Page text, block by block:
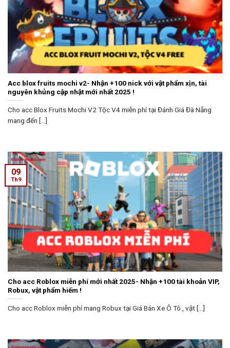
Acc blox fruits mochi v2- Nhận +100 nick với vật phẩm xịn, tài
nguyên khủng cập nhật mới nhất 2025 !
Cho acc Blox Fruits Mochi V2 Tộc V4 miễn phí tại Đánh Giá Đà Nẵng
mang đến [...]
Cho acc Roblox miễn phí mới nhất 2025- Nhận +100 tài khoản VIP,
Robux, vật phẩm hiếm !
Cho acc Roblox miễn phí mang Robux tại Giá Bán Xe Ô Tô , vật [...]
09
Th9